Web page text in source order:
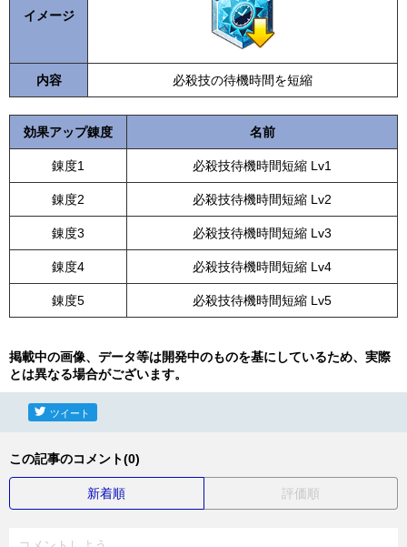
イメージ
内容 必殺技の待機時間を短縮
効果アップ錬度 名前
錬度1 必殺技待機時間短縮 Lv1
錬度2 必殺技待機時間短縮 Lv2
錬度3 必殺技待機時間短縮 Lv3
錬度4 必殺技待機時間短縮 Lv4
錬度5 必殺技待機時間短縮 Lv5
掲載中の画像、データ等は開発中のものを基にしているため、実際
とは異なる場合がございます。
ツイート
この記事のコメント(0)
新着順 評価順